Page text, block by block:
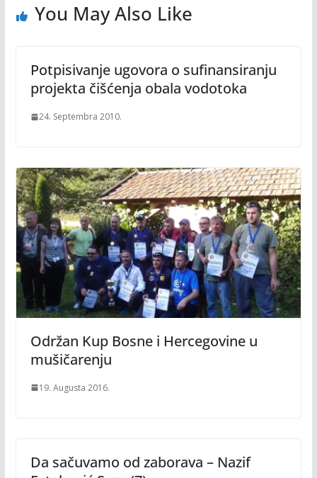
You May Also Like
Potpisivanje ugovora o sufinansiranju
projekta čišćenja obala vodotoka
24. Septembra 2010.
Održan Kup Bosne i Hercegovine u
mušičarenju
19. Augusta 2016.
Da sačuvamo od zaborava – Nazif